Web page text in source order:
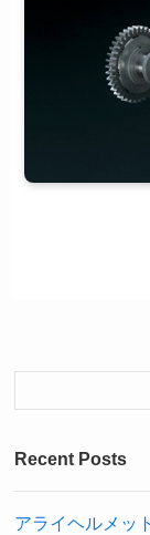
Recent Posts
アライヘルメッ